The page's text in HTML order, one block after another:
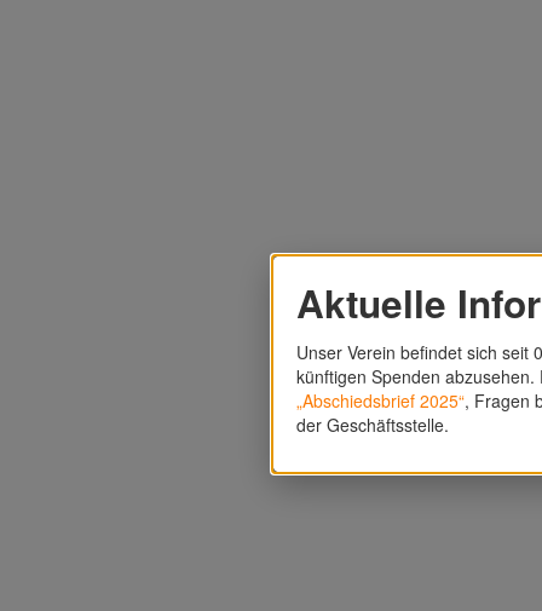
Aktuelle
Unser Verein befindet sich seit
künftigen Spenden
„Abschiedsbrief 2025“, Fragen
der Geschäftsstelle.